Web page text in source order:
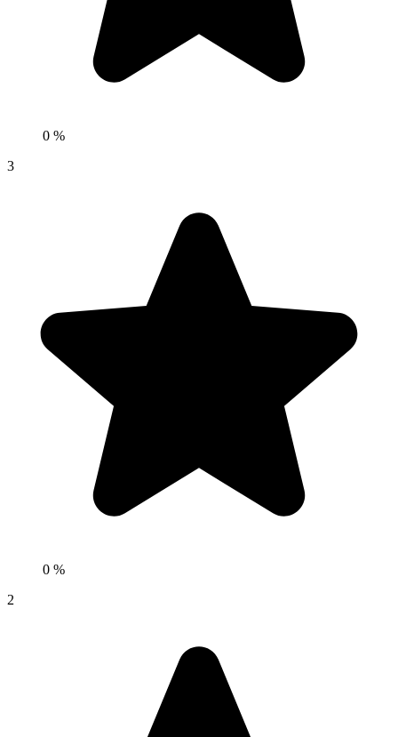
0 %
3
0 %
2